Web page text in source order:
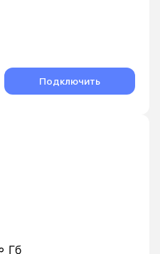
Подключить
Гб